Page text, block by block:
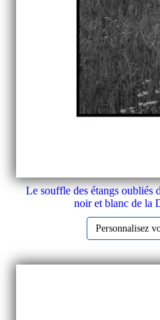
Le souffle des étangs oubliés
noir et blanc de la
Personnalisez